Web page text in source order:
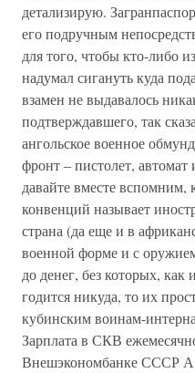
детализирую.
его подручным
для того, чтобы кто-либо
надумал сигануть куда
взамен не выдавалось
подтверждавшего, так
ангольское военное
фронт – пистолет,
давайте вместе
конвенций называет
страна (да еще и в
военной форме и с
до денег, без которых, как
годится никуда, то их
кубинским воинам-
Зарплата в СКВ
Внешэкономбанке СССР